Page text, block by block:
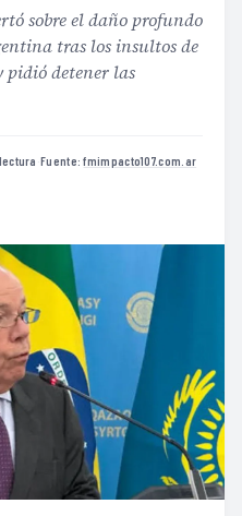
sobre el daño profundo
tras los insultos de
detener las
·Fuente:fmimpacto107.com.ar